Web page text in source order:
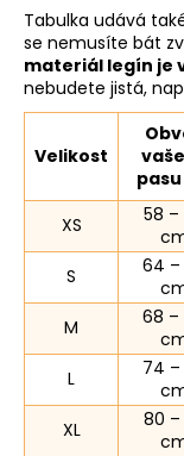
Tabulka udává
se nemusíte bát
materiál legín je
nebudete jistá,
Velikost
XS
58 –
S
64 –
M
68 –
L
74 –
XL
80 –